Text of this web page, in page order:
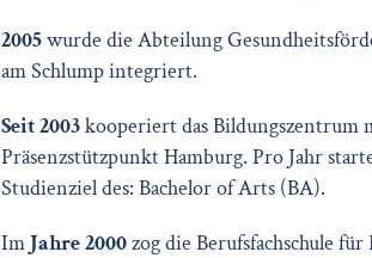
2005wurde die Abteilung
am Schlump integriert.
Seit 2003kooperiert das Bildungszentrum
Präsenzstützpunkt Hamburg. Pro Jahr
Studienziel des: Bachelor of Arts (BA).
Im Jahre 2000zog die Berufsfachschule